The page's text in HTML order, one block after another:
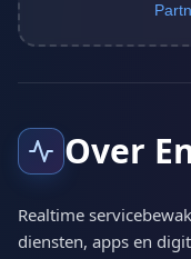
Over
Realtime
diensten, apps en